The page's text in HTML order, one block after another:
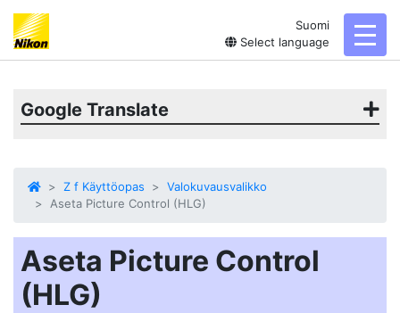
Suomi
Select language
Google Translate
Z f Käyttöopas
Valokuvausvalikko
Aseta Picture Control (HLG)
Aseta Picture Control
(HLG)